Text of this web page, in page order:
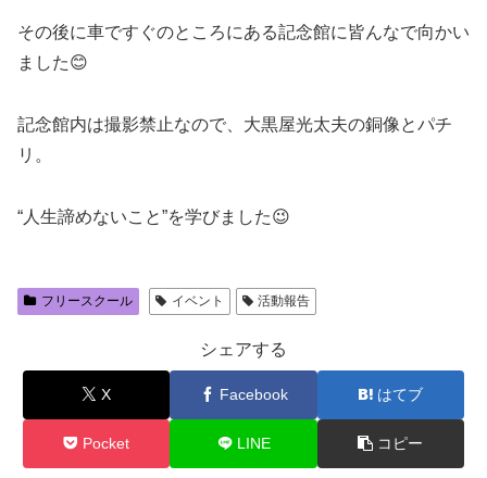
その後に車ですぐのところにある記念館に皆んなで向かい
ました😊
記念館内は撮影禁止なので、大黒屋光太夫の銅像とパチ
リ。
“人生諦めないこと”を学びました😉
フリースクール イベント 活動報告
シェアする
X Facebook はてブ
Pocket LINE コピー